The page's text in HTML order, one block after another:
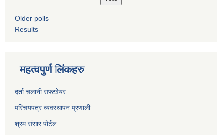
Older polls
Results
महत्वपुर्ण लिंकहरु
दर्ता चलानी सफ्टवेयर
परिचयपत्र व्यवस्थापन प्रणाली
श्रम संसार पोर्टल